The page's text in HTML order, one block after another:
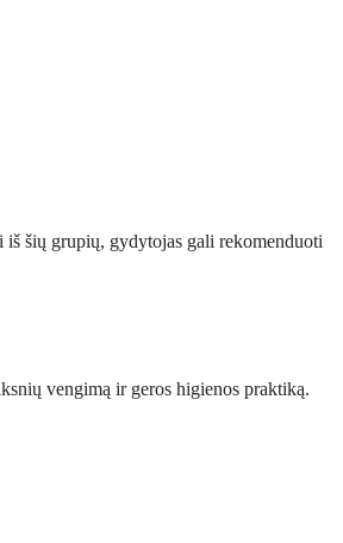
iš šių grupių, gydytojas gali rekomenduoti
vengimą ir geros higienos praktiką.